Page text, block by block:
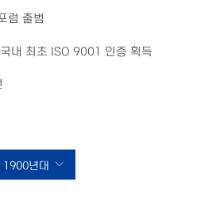
럼 출범
내 최초 ISO 9001 인증 획득
1900년대